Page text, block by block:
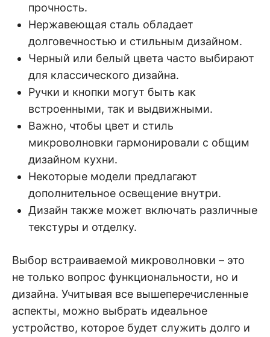
прочность.
Нержавеющая сталь обладает
долговечностью и стильным дизайном.
Черный или белый цвета часто выбирают
для классического дизайна.
Ручки и кнопки могут быть как
встроенными, так и выдвижными.
Важно, чтобы цвет и стиль
микроволновки гармонировали с общим
дизайном кухни.
Некоторые модели предлагают
дополнительное освещение внутри.
Дизайн также может включать различные
текстуры и отделку.
Выбор встраиваемой микроволновки – это
не только вопрос функциональности, но и
дизайна. Учитывая все вышеперечисленные
аспекты, можно выбрать идеальное
устройство, которое будет служить долго и